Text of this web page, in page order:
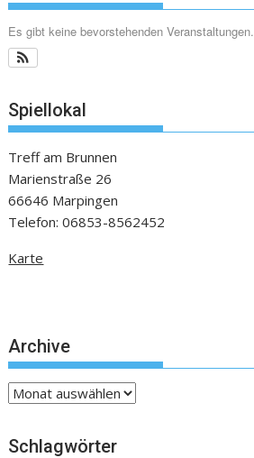
Es gibt keine bevorstehenden Veranstaltungen.
Spiellokal
Treff am Brunnen
Marienstraße 26
66646 Marpingen
Telefon: 06853-8562452
Karte
Archive
Archive
Schlagwörter